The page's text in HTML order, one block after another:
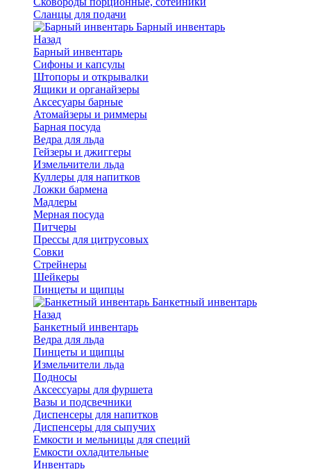
Сланцы для подачи
Барный инвентарь
Назад
Барный инвентарь
Сифоны и капсулы
Штопоры и открывалки
Ящики и органайзеры
Аксесуары барные
Атомайзеры и риммеры
Барная посуда
Ведра для льда
Гейзеры и джиггеры
Измельчители льда
Куллеры для напитков
Ложки бармена
Мадлеры
Мерная посуда
Питчеры
Прессы для цитрусовых
Совки
Стрейнеры
Шейкеры
Пинцеты и щипцы
Банкетный инвентарь
Назад
Банкетный инвентарь
Ведра для льда
Пинцеты и щипцы
Измельчители льда
Подносы
Аксессуары для фуршета
Вазы и подсвечники
Диспенсеры для напитков
Диспенсеры для сыпучих
Емкости и мельницы для специй
Емкости охладительные
Инвентарь